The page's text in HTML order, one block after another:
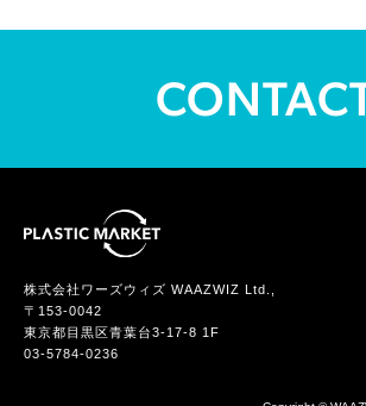
株式会社ワーズウィズ WAAZWIZ Ltd.,
〒153-0042
東京都目黒区青葉台3-17-8 1F
03-5784-0236